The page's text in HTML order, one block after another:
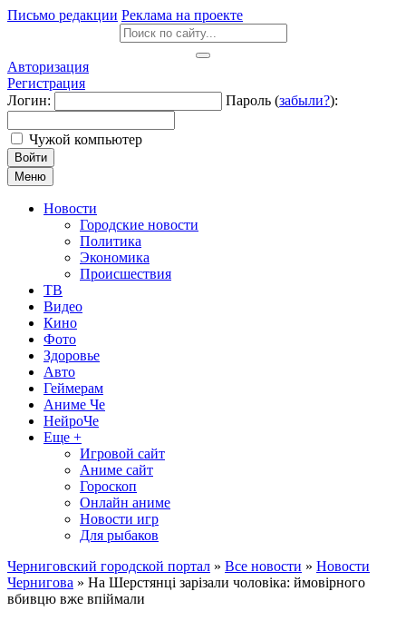
Письмо редакции Реклама на проекте
Авторизация
Регистрация
Логин:
Пароль (забыли?):
Чужой компьютер
Войти
Меню
Новости
Городские новости
Политика
Экономика
Происшествия
ТВ
Видео
Кино
Фото
Здоровье
Авто
Геймерам
Аниме Че
НейроЧе
Еще +
Игровой сайт
Аниме сайт
Гороскоп
Онлайн аниме
Новости игр
Для рыбаков
Черниговский городской портал » Все новости » Новости
Чернигова » На Шерстянці зарізали чоловіка: ймовірного
вбивцю вже впіймали